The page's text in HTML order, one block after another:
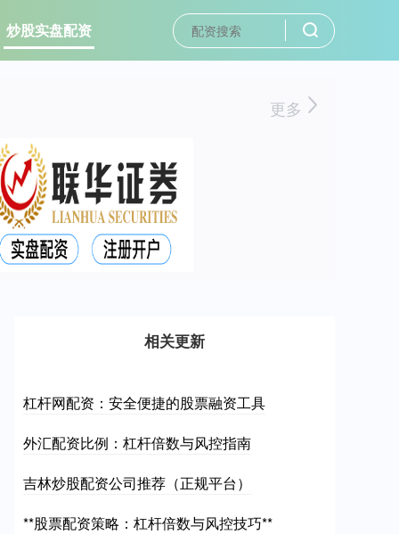
炒股实盘配资
更多
相关更新
杠杆网配资：安全便捷的股票融资工具
外汇配资比例：杠杆倍数与风控指南
吉林炒股配资公司推荐（正规平台）
**股票配资策略：杠杆倍数与风控技巧**